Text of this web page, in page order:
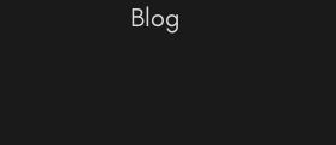
Blog